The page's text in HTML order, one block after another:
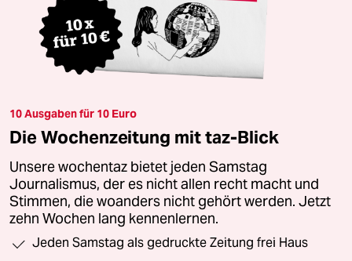
10 Ausgaben für 10 Euro
Die Wochenzeitung mit taz-Blick
Unsere wochentaz bietet jeden Samstag
Journalismus, der es nicht allen recht macht und
Stimmen, die woanders nicht gehört werden. Jetzt
zehn Wochen lang kennenlernen.
Jeden Samstag als gedruckte Zeitung frei Haus